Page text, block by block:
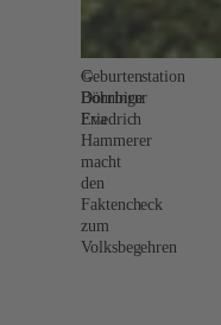
©
Böhringer
Friedrich
Geburtenstation
Dornbirn:
Eva
Hammerer
macht
den
Faktencheck
zum
Volksbegehren